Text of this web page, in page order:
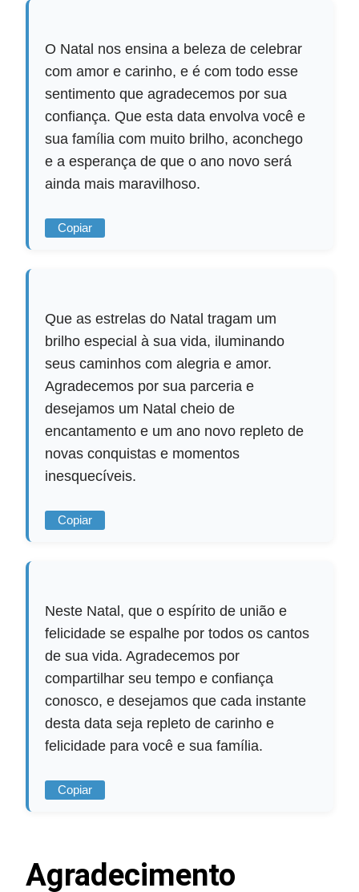
O Natal nos ensina a beleza de celebrar
com amor e carinho, e é com todo esse
sentimento que agradecemos por sua
confiança. Que esta data envolva você e
sua família com muito brilho, aconchego
e a esperança de que o ano novo será
ainda mais maravilhoso.
Copiar
Que as estrelas do Natal tragam um
brilho especial à sua vida, iluminando
seus caminhos com alegria e amor.
Agradecemos por sua parceria e
desejamos um Natal cheio de
encantamento e um ano novo repleto de
novas conquistas e momentos
inesquecíveis.
Copiar
Neste Natal, que o espírito de união e
felicidade se espalhe por todos os cantos
de sua vida. Agradecemos por
compartilhar seu tempo e confiança
conosco, e desejamos que cada instante
desta data seja repleto de carinho e
felicidade para você e sua família.
Copiar
Agradecimento